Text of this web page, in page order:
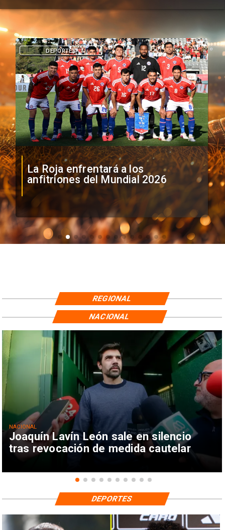
La Roja enfrentará a los
anfitriones del Mundial 2026
DEPORTES
REGIONAL
Joaquín Lavín León sale en silencio
tras revocación de medida cautelar
NACIONAL
NACIONAL
DEPORTES